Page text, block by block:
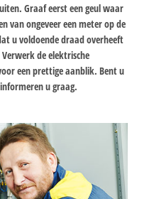
Graaf eerst een geul waar
van ongeveer een meter op de
u voldoende draad overheeft
de elektrische
een prettige aanblik. Bent u
u graag.